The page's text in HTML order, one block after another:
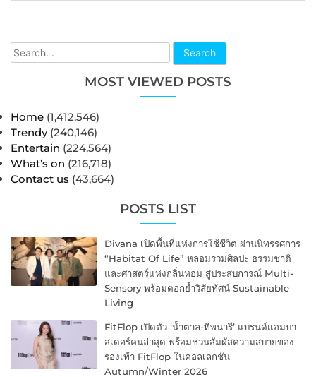
Search
MOST VIEWED POSTS
Home (1,412,546)
Trendy (240,146)
Entertain (224,564)
What’s on (216,718)
Contact us (43,664)
POSTS LIST
Divana เปิดพื้นที่แห่งการใช้ชีวิต ผ่านนิทรรศการ
“Habitat Of Life” หลอมรวมศิลปะ ธรรมชาติ
และศาสตร์แห่งกลิ่นหอม สู่ประสบการณ์ Multi-
Sensory พร้อมตอกย้ำวิสัยทัศน์ Sustainable
Living
FitFlop เปิดตัว ‘น้ำตาล-ทิพนารี’ แบรนด์แอมบา
สเดอร์คนล่าสุด พร้อมชวนสัมผัสความสบายของ
รองเท้า FitFlop ในคอลเลกชัน
Autumn/Winter 2026